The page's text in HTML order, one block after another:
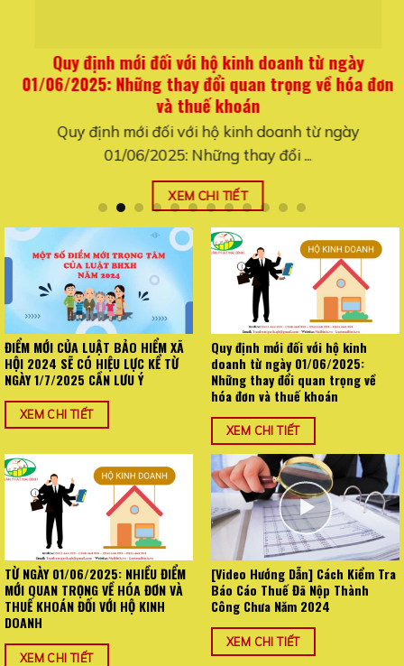
Quy định mới đối với hộ kinh doanh từ ngày
01/06/2025: Những thay đổi quan trọng về hóa đơn
và thuế khoán
Quy định mới đối với hộ kinh doanh từ ngày
01/06/2025: Những thay đổi ...
XEM CHI TIẾT
ĐIỂM MỚI CỦA LUẬT BẢO HIỂM XÃ
HỘI 2024 SẼ CÓ HIỆU LỰC KỂ TỪ
NGÀY 1/7/2025 CẦN LƯU Ý
XEM CHI TIẾT
Quy định mới đối với hộ kinh
doanh từ ngày 01/06/2025:
Những thay đổi quan trọng về
hóa đơn và thuế khoán
XEM CHI TIẾT
TỪ NGÀY 01/06/2025: NHIỀU ĐIỂM
MỚI QUAN TRỌNG VỀ HÓA ĐƠN VÀ
THUẾ KHOÁN ĐỐI VỚI HỘ KINH
DOANH
XEM CHI TIẾT
[Video Hướng Dẫn] Cách Kiểm Tra
Báo Cáo Thuế Đã Nộp Thành
Công Chưa Năm 2024
XEM CHI TIẾT